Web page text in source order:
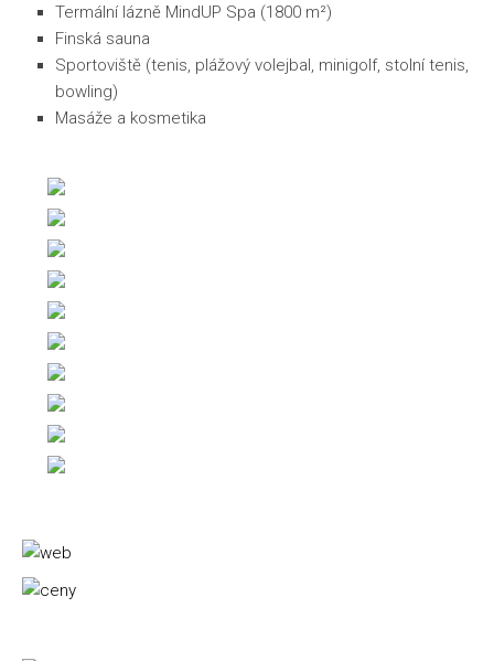
Termální lázně MindUP Spa (1800 m²)
Finská sauna
Sportoviště (tenis, plážový volejbal, minigolf, stolní tenis,
bowling)
Masáže a kosmetika